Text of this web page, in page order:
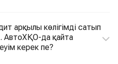
арқылы көлігімді сатып
АвтоХҚО-да қайта
керек пе?